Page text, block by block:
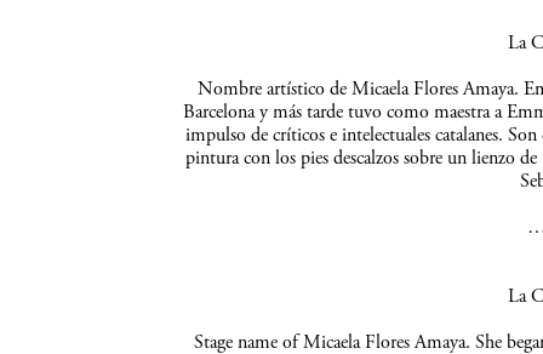
La
Nombre artístico de Micaela Flores Amaya.
Barcelona y más tarde tuvo como maestra a
impulso de críticos e intelectuales catalanes.
pintura con los pies descalzos sobre un lienzo
La
Stage name of Micaela Flores Amaya. She